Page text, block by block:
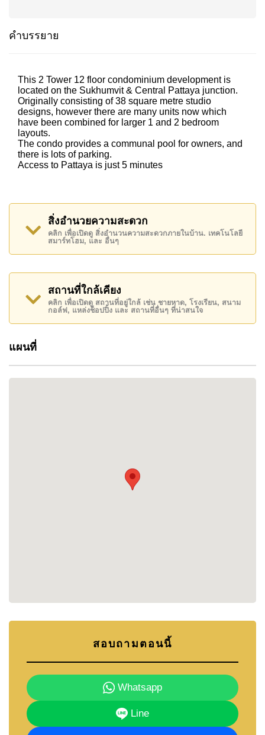
คำบรรยาย
This 2 Tower 12 floor condominium development is
located on the Sukhumvit & Central Pattaya junction.
Originally consisting of 38 square metre studio
designs, however there are many units now which
have been combined for larger 1 and 2 bedroom
layouts.
The condo provides a communal pool for owners, and
there is lots of parking.
Access to Pattaya is just 5 minutes
สิ่งอำนวยความสะดวก
คลิก เพื่อเปิดดู สิ่งอำนวนความสะดวกภายในบ้าน. เทคโนโลยี
สมาร์ทโฮม, และ อื่นๆ
สถานที่ใกล้เคียง
คลิก เพื่อเปิดดู สถานที่อยู่ใกล้ เช่น ชายหาด, โรงเรียน, สนาม
กอล์ฟ, แหล่งช็อปปิ้ง และ สถานที่อื่นๆ ที่น่าสนใจ
แผนที่
สอบถามตอนนี้
Whatsapp
Line